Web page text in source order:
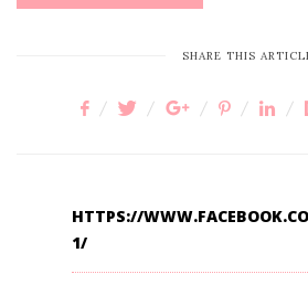
SHARE THIS
HTTPS://
1/